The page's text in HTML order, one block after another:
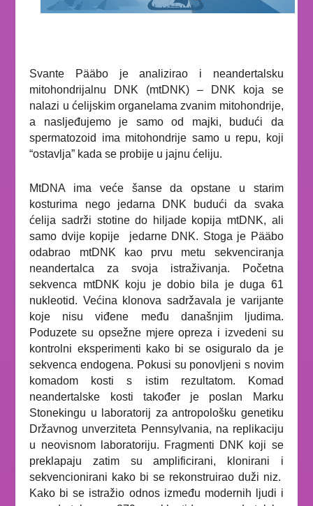
Svante
Pääbo je analizirao i neandertalsku
mitohondrijalnu DNK (mtDNK) – DNK koja se
nalazi u ćelijskim organelama zvanim mitohondrije,
a nasljeđujemo je samo od majki, budući da
spermatozoid ima mitohondrije samo u repu, koji
“ostavlja” kada se probije u jajnu ćeliju.
MtDNA ima veće šanse da opstane u starim
kosturima nego jedarna DNK budući da svaka
ćelija sadrži stotine do hiljade kopija mtDNK, ali
samo dvije kopije jedarne DNK. Stoga je Pääbo
odabrao mtDNK kao prvu metu sekvenciranja
neandertalca za svoja istraživanja. Početna
sekvenca mtDNK koju je dobio bila je duga 61
nukleotid. Većina klonova sadržavala je varijante
koje nisu viđene među današnjim ljudima.
Poduzete su opsežne mjere opreza i izvedeni su
kontrolni eksperimenti kako bi se osiguralo da je
sekvenca endogena. Pokusi su ponovljeni s novim
komadom kosti s istim rezultatom. Komad
neandertalske kosti također je poslan Marku
Stonekingu u laboratorij za antropološku genetiku
Državnog unverziteta Pennsylvania, na replikaciju
u neovisnom laboratoriju. Fragmenti DNK koji se
preklapaju zatim su amplificirani, klonirani i
sekvencionirani kako bi se rekonstruirao duži niz.
Kako bi se istražio odnos između modernih ljudi i